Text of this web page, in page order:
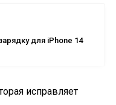
для iPhone 14
исправляет